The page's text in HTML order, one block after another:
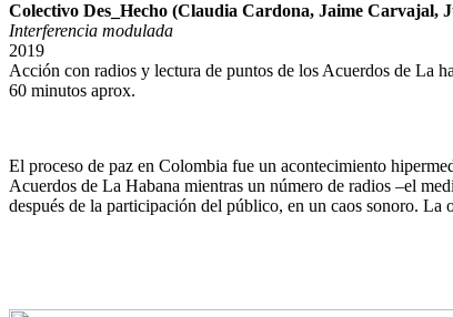
Colectivo Des_Hecho (Claudia Cardona, Jaime Carvajal,
Interferencia modulada
2019
Acción con radios y lectura de puntos de los Acuerdos de La
60 minutos aprox.
El proceso de paz en Colombia fue un acontecimiento
Acuerdos de La Habana mientras un número de radios –el
después de la participación del público, en un caos sonoro. La